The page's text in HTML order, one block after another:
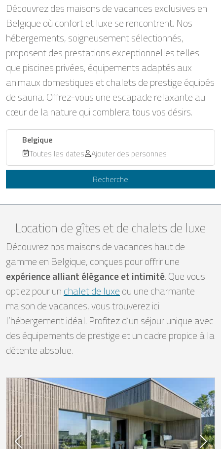
Découvrez des maisons de vacances exclusives en
Belgique où confort et luxe se rencontrent. Nos
hébergements, soigneusement sélectionnés,
proposent des prestations exceptionnelles telles
que piscines privées, équipements adaptés aux
animaux domestiques et chalets de prestige équipés
de sauna. Offrez-vous une escapade relaxante au
cœur de la nature qui comblera tous vos désirs.
Belgique
Toutes les dates
Ajouter des personnes
Recherche
Location de gîtes et de chalets de luxe
Découvrez nos maisons de vacances haut de
gamme en Belgique, conçues pour offrir une
expérience alliant élégance et intimité. Que vous
optiez pour unchalet de luxeou une charmante
maison de vacances, vous trouverez ici
l’hébergement idéal. Profitez d’un séjour unique avec
des équipements de prestige et un cadre propice à la
détente absolue.